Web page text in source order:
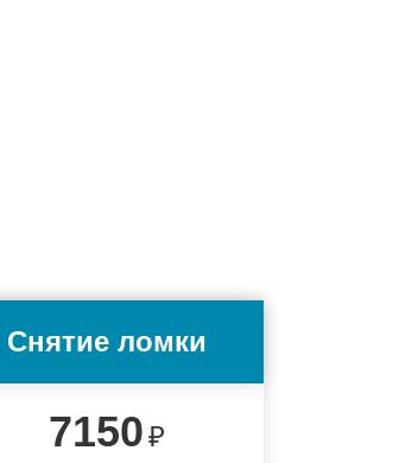
Снятие ломки
7150₽